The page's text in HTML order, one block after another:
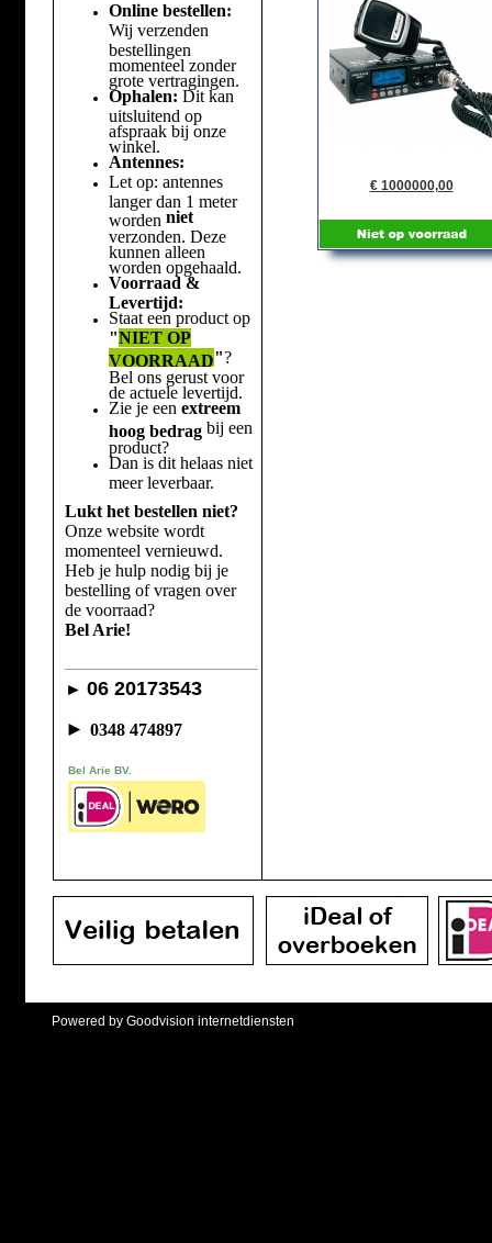
Online bestellen:
Wij verzenden
bestellingen
momenteel zonder
grote vertragingen.
Ophalen: Dit kan
uitsluitend op
afspraak bij onze
winkel.
Antennes:
Let op: antennes
langer dan 1 meter
worden niet
verzonden. Deze
kunnen alleen
worden opgehaald.
Voorraad &
Levertijd:
Staat een product op
"NIET OP
VOORRAAD"?
Bel ons gerust voor
de actuele levertijd.
Zie je een extreem
hoog bedragbij een
product?
Dan is dit helaas niet
meer leverbaar.
Lukt het bestellen niet?
Onze website wordt
momenteel vernieuwd.
Heb je hulp nodig bij je
bestelling of vragen over
de voorraad?
Bel Arie!
► 06 20173543
► 0348 474897
Bel Arie BV.
€ 1000000,00
Powered by Goodvision internetdiensten